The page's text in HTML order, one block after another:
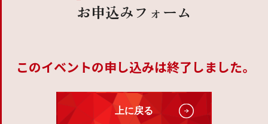
お申込みフォーム
このイベントの申し込みは終了しました。
上に戻る